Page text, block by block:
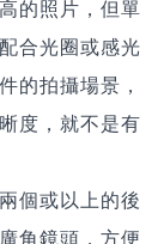
的照片，但單
合光圈或感光
的拍攝場景，
度，就不是有
個或以上的後
角鏡頭，方便